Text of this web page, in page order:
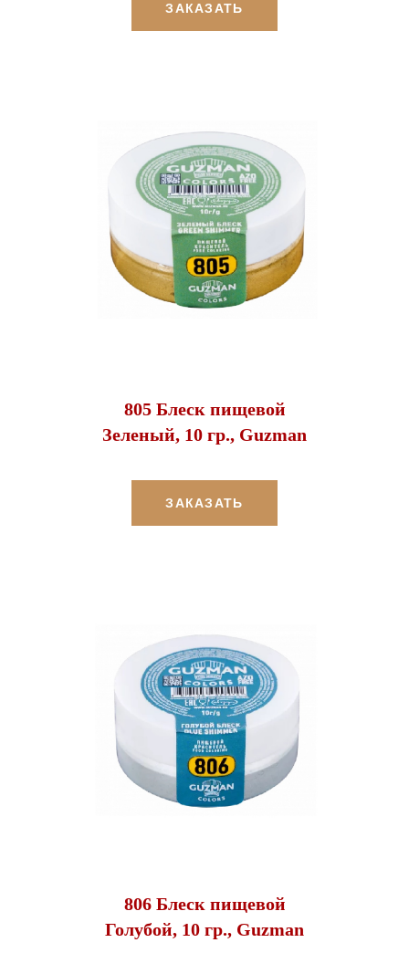
ЗАКАЗАТЬ
805 Блеск пищевой
Зеленый, 10 гр., Guzman
ЗАКАЗАТЬ
806 Блеск пищевой
Голубой, 10 гр., Guzman